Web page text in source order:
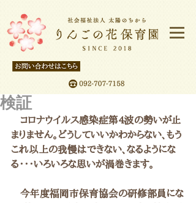
検証
まりません。どうしていいかわからない、もう
これ以上の我慢はできない、なるようにな
る・・・いろいろな思いが渦巻きます。